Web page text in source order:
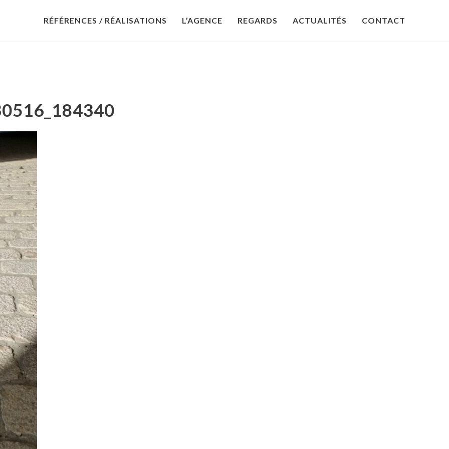
RÉFÉRENCES / RÉALISATIONS L’AGENCE REGARDS ACTUALITÉS CONTACT